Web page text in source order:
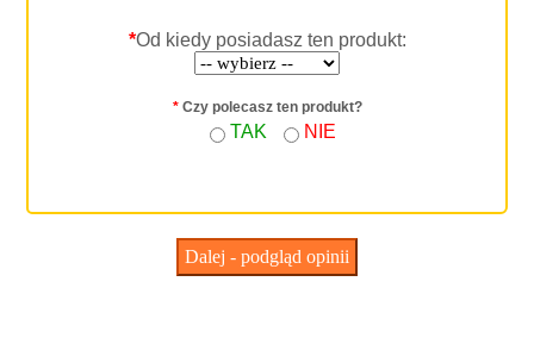
*Od kiedy posiadasz ten produkt:
*Czy polecasz ten produkt?
TAK NIE